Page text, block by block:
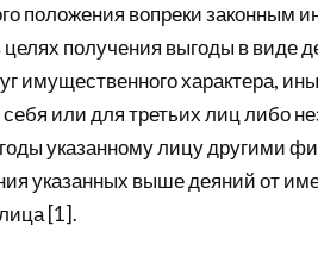
положения вопреки законным
получения выгоды в виде
имущественного характера,
или для третьих лиц либо
указанному лицу другими
указанных выше деяний от
[1].